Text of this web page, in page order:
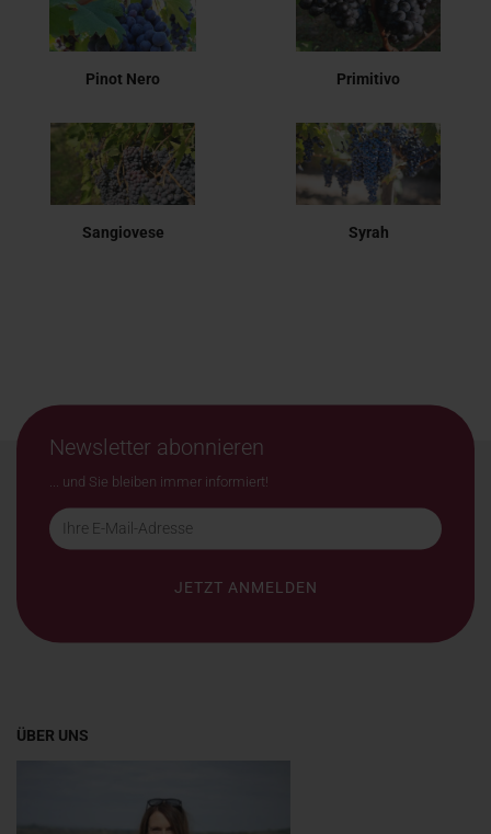
Pinot Nero Primitivo
Sangiovese Syrah
Newsletter abonnieren
... und Sie bleiben immer informiert!
ÜBER UNS